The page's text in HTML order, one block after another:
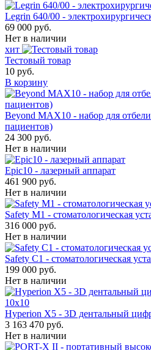
Legrin 640/00 -
69 000 руб.
Нет в наличии
хит
Тестовый товар
10 руб.
В корзину
Beyond MAX10 - набор для
пациентов)
24 300 руб.
Нет в наличии
Epic10 - лазерный аппарат
461 900 руб.
Нет в наличии
Safety M1 - стоматологическая
316 000 руб.
Нет в наличии
Safety C1 - стоматологическая
199 000 руб.
Нет в наличии
Hyperion X5 - 3D дентальный
3 163 470 руб.
Нет в наличии